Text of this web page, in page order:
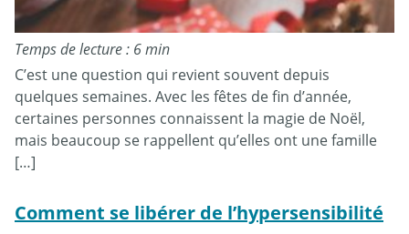
Temps de lecture : 6 min
C’est une question qui revient souvent depuis
quelques semaines. Avec les fêtes de fin d’année,
certaines personnes connaissent la magie de Noël,
mais beaucoup se rappellent qu’elles ont une famille
[…]
Comment se libérer de l’hypersensibilité